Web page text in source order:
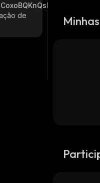
de